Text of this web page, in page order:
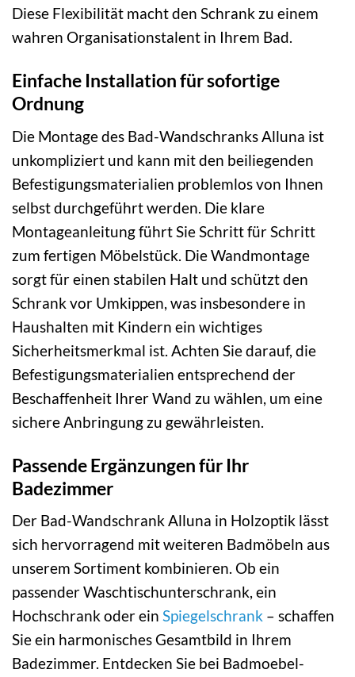
Diese Flexibilität macht den Schrank zu einem
wahren Organisationstalent in Ihrem Bad.
Einfache Installation für sofortige
Ordnung
Die Montage des Bad-Wandschranks Alluna ist
unkompliziert und kann mit den beiliegenden
Befestigungsmaterialien problemlos von Ihnen
selbst durchgeführt werden. Die klare
Montageanleitung führt Sie Schritt für Schritt
zum fertigen Möbelstück. Die Wandmontage
sorgt für einen stabilen Halt und schützt den
Schrank vor Umkippen, was insbesondere in
Haushalten mit Kindern ein wichtiges
Sicherheitsmerkmal ist. Achten Sie darauf, die
Befestigungsmaterialien entsprechend der
Beschaffenheit Ihrer Wand zu wählen, um eine
sichere Anbringung zu gewährleisten.
Passende Ergänzungen für Ihr
Badezimmer
Der Bad-Wandschrank Alluna in Holzoptik lässt
sich hervorragend mit weiteren Badmöbeln aus
unserem Sortiment kombinieren. Ob ein
passender Waschtischunterschrank, ein
Hochschrank oder ein Spiegelschrank – schaffen
Sie ein harmonisches Gesamtbild in Ihrem
Badezimmer. Entdecken Sie bei Badmoebel-